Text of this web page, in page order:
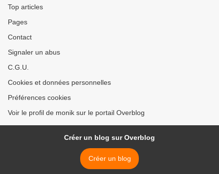
Top articles
Pages
Contact
Signaler un abus
C.G.U.
Cookies et données personnelles
Préférences cookies
Voir le profil de monik sur le portail Overblog
Créer un blog sur Overblog
Créer un blog